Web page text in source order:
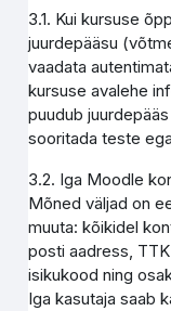
3.1. Kui kursuse
juurdepääsu
vaadata
kursuse avalehe
puudub
sooritada teste
3.2. Iga Moodle
Mõned väljad on
muuta: kõikidel
posti aadress,
isikukood ning
Iga kasutaja saab